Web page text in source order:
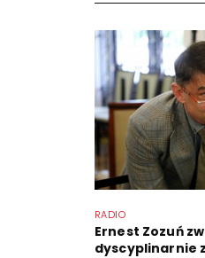
RADIO
Ernest Zozuń
dyscyplinarnie